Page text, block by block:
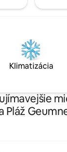
X, príprava
Klimatizácia
Pláž